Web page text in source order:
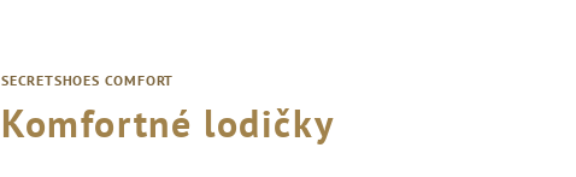
SECRETSHOES COMFORT
Komfortné lodičky